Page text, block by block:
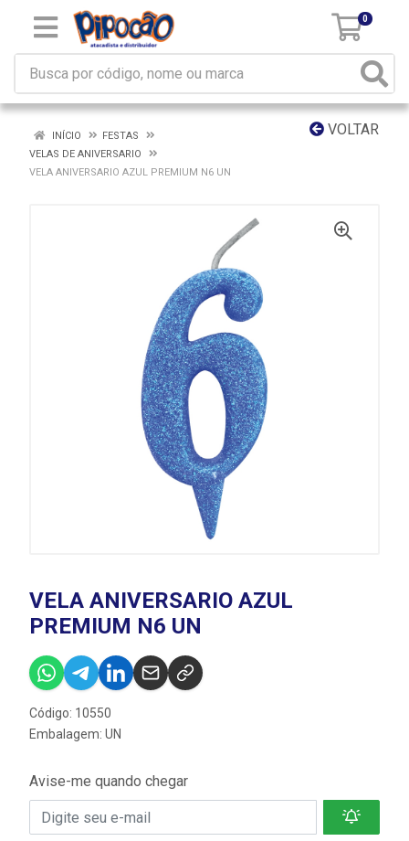
0
VOLTAR
INÍCIO
FESTAS
VELAS DE ANIVERSARIO
VELA ANIVERSARIO AZUL PREMIUM N6 UN
VELA ANIVERSARIO AZUL
PREMIUM N6 UN
Código: 10550
Embalagem: UN
Avise-me quando chegar